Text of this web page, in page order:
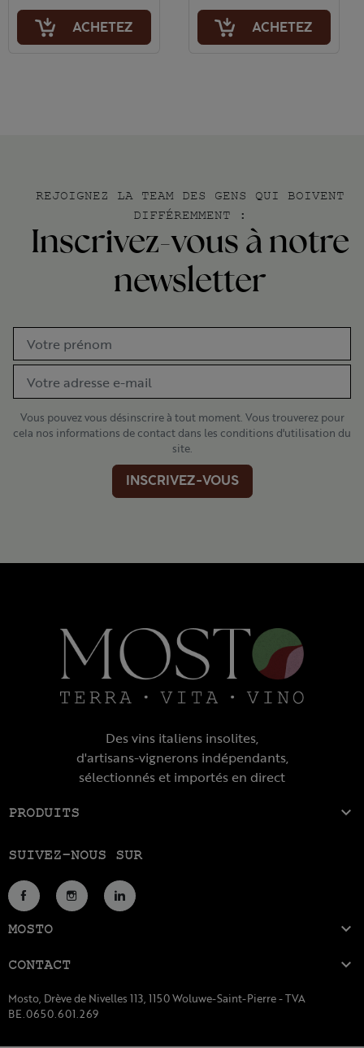
ACHETEZ ACHETEZ
REJOIGNEZ LA TEAM DES GENS QUI BOIVENT
DIFFÉREMMENT :
Inscrivez-vous à notre
newsletter
Vous pouvez vous désinscrire à tout moment. Vous trouverez pour
cela nos informations de contact dans les conditions d'utilisation du
site.
INSCRIVEZ-VOUS
Des vins italiens insolites,
d'artisans-vignerons indépendants,
sélectionnés et importés en direct
PRODUITS 
SUIVEZ-NOUS SUR
FacebookInstagramLinkedIn
MOSTO 
CONTACT 
Mosto, Drève de Nivelles 113, 1150 Woluwe-Saint-Pierre - TVA
BE.0650.601.269